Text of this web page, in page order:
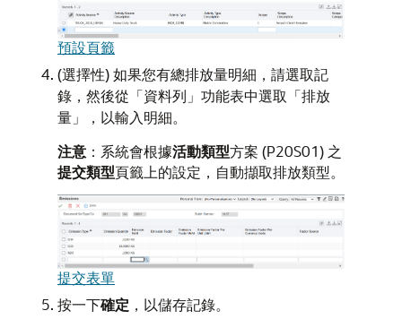
預設頁籤
(選擇性) 如果您有總排放量明細，請選取記
錄，然後從「資料列」功能表中選取「排放
量」，以輸入明細。
注意 ：系統會根據活動類型方案 (P20S01) 之
提交類型頁籤上的設定，自動擷取排放類型。
提交表單
按一下確定 ，以儲存記錄。